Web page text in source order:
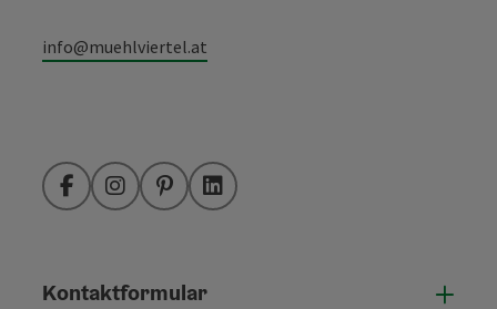
info@muehlviertel.at
FacebookInstagramPinterestLinkedIn
Kontaktformular